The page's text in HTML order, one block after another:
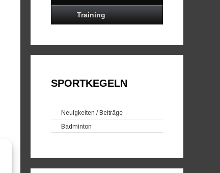
Training
SPORTKEGELN
Neuigkeiten / Beiträge
Badminton